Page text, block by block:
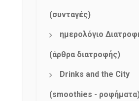
(συνταγές)
ημερολόγιο
(άρθρα διατροφής)
Drinks and the City
(smoothies -